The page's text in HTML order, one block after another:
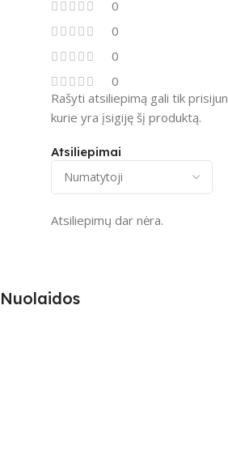
0
0
0
0
Atsiliepimai
Atsiliepimų dar nėra.
Rašyti atsiliepimą gali tik
kurie yra įsigiję šį produktą.
Nuolaidos